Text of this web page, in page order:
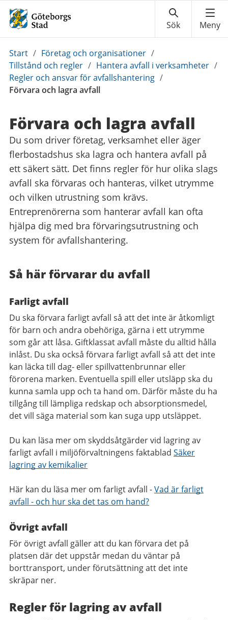
Du
är
här:
Start / Företag och organisationer /
Tillstånd och regler / Hantera avfall i verksamheter /
Regler och ansvar för avfallshantering /
Förvara och lagra avfall
Förvara och lagra avfall
Du som driver företag, verksamhet eller äger
flerbostadshus ska lagra och hantera avfall på
ett säkert sätt. Det finns regler för hur olika slags
avfall ska förvaras och hanteras, vilket utrymme
och vilken utrustning som krävs.
Entreprenörerna som hanterar avfall kan ofta
hjälpa dig med bra förvaringsutrustning och
system för avfallshantering.
Så här förvarar du avfall
Farligt avfall
Du ska förvara farligt avfall så att det inte är åtkomligt
för barn och andra obehöriga, gärna i ett utrymme
som går att låsa. Giftklassat avfall måste du alltid hålla
inlåst. Du ska också förvara farligt avfall så att det inte
kan läcka till dag- eller spillvattenbrunnar eller
förorena marken. Eventuella spill eller utsläpp ska du
kunna samla upp och ta hand om. Därför måste du ha
tillgång till lämpliga redskap och absorptionsmedel,
det vill säga material som kan suga upp utsläppet.
Du kan läsa mer om skyddsåtgärder vid lagring av
farligt avfall i miljöförvaltningens faktablad Säker
lagring av kemikalier
Här kan du läsa mer om farligt avfall -Vad är farligt
avfall - och hur ska det tas om hand?
Övrigt avfall
För övrigt avfall gäller att du kan förvara det på
platsen där det uppstår medan du väntar på
borttransport, under förutsättning att det inte
skräpar ner.
Regler för lagring av avfall